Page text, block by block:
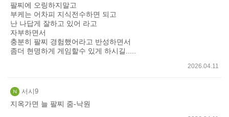
팔찌에 오링하지말고
부케는 어차피 지식전수하면 되고
난 나답게 잘하고 있어 라고
자부하면서
충분히 팔찌 경험했어라고 반성하면서
좀더 현명하게 게임할수 있게 하시길.....
2026.04.11
서시9
지옥가면 늘 팔찌 줌-낙원